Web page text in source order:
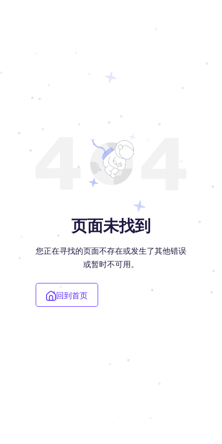
页面未找到
您正在寻找的页面不存在或发生了其他错误
或暂时不可用。
回到首页